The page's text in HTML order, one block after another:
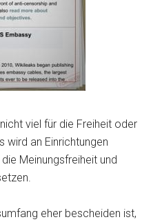
viel für die Freiheit oder
wird an Einrichtungen
Meinungsfreiheit und
eher bescheiden ist,